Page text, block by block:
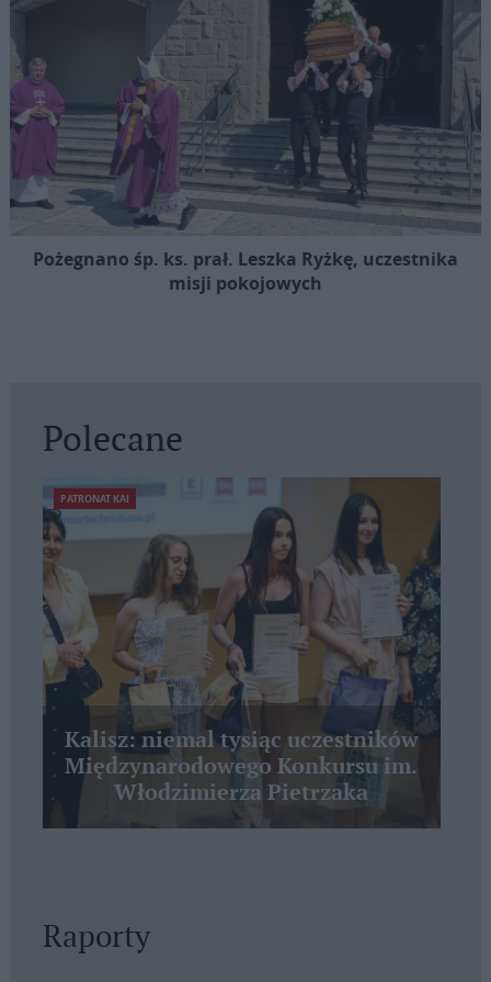
Pożegnano śp. ks. prał. Leszka Ryżkę, uczestnika
misji pokojowych
Polecane
PATRONAT KAI
Kalisz: niemal tysiąc uczestników
Międzynarodowego Konkursu im.
Włodzimierza Pietrzaka
Raporty